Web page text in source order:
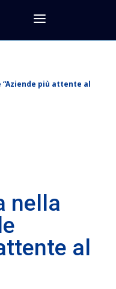
più attente al
nella
al